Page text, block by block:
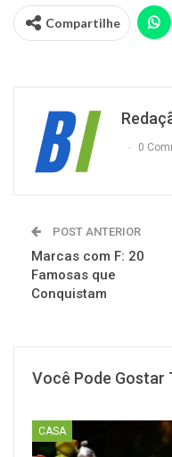
Compartilhe
0
POST ANTERIOR
Marcas com F: 20
Famosas que
Conquistam
Você Pode Gostar
CASA